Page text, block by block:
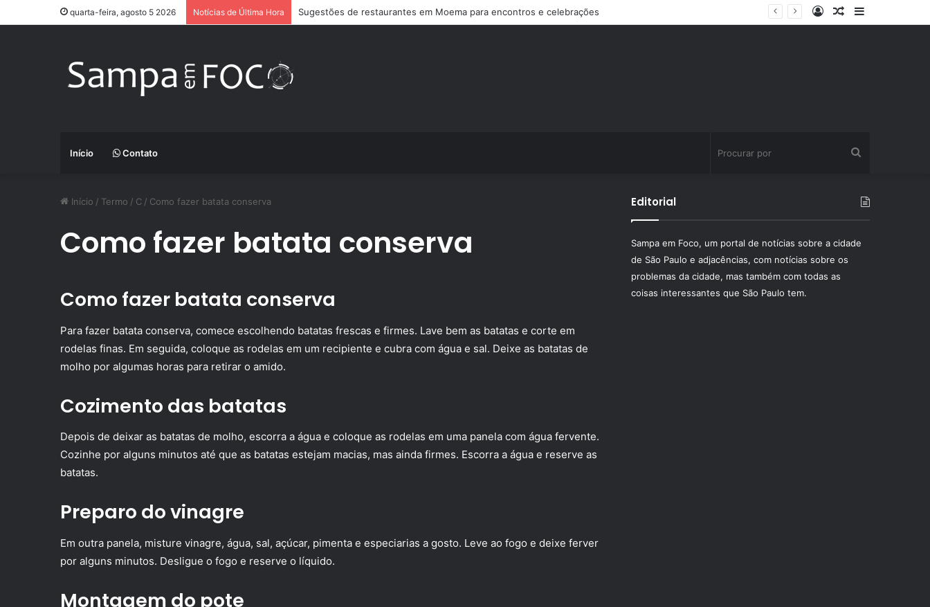
quarta-feira, agosto 5 2026 Notícias de Última Hora Sugestões de restaurantes em Moema para encontros e celebrações
Barra
Artigo
Entrar
Início Contato
por
Início / Termo / C / Como fazer batata conserva
Como fazer batata conserva
Como fazer batata conserva
Para fazer batata conserva, comece escolhendo batatas frescas e firmes. Lave bem as batatas e corte em
rodelas finas. Em seguida, coloque as rodelas em um recipiente e cubra com água e sal. Deixe as batatas de
molho por algumas horas para retirar o amido.
Cozimento das batatas
Depois de deixar as batatas de molho, escorra a água e coloque as rodelas em uma panela com água fervente.
Cozinhe por alguns minutos até que as batatas estejam macias, mas ainda firmes. Escorra a água e reserve as
batatas.
Preparo do vinagre
Em outra panela, misture vinagre, água, sal, açúcar, pimenta e especiarias a gosto. Leve ao fogo e deixe ferver
por alguns minutos. Desligue o fogo e reserve o líquido.
Montagem do pote
Editorial
Sampa em Foco, um portal de notícias sobre a cidade
de São Paulo e adjacências, com notícias sobre os
problemas da cidade, mas também com todas as
coisas interessantes que São Paulo tem.